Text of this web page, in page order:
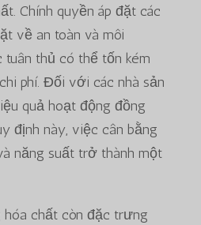
Chính quyền áp đặt các
về an toàn và môi
thủ có thể tốn kém
phí. Đối với các nhà sản
quả hoạt động đồng
định này, việc cân bằng
năng suất trở thành một
chất còn đặc trưng